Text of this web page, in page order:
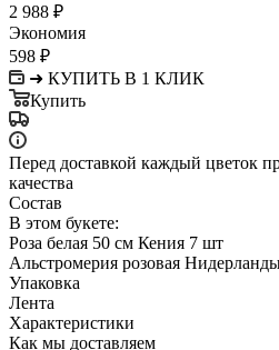
2 988 ₽
Экономия
598 ₽
➜ КУПИТЬ В 1 КЛИК
Купить
Перед доставкой каждый цветок
качества
Состав
В этом букете:
Роза белая 50 см Кения 7 шт
Альстромерия розовая
Упаковка
Лента
Характеристики
Как мы доставляем